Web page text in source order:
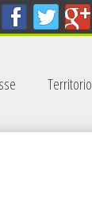
Territorio